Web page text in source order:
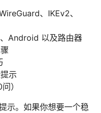
、IKEv2、
Android 以及路由器
示
）
示。如果你想要一个稳